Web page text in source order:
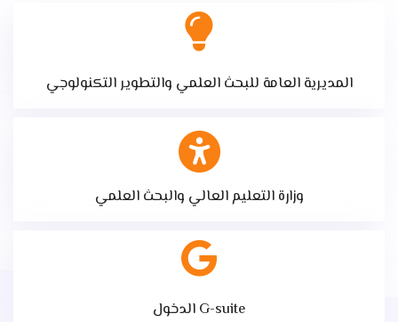
المديرية العامة للبحث العلمي والتطوير التكنولوجي
وزارة التعليم العالي والبحث العلمي
الدخول G-suite